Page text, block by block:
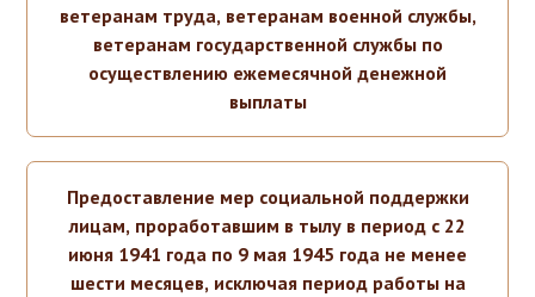
ветеранам труда, ветеранам военной службы,
ветеранам государственной службы по
осуществлению ежемесячной денежной
выплаты
Предоставление мер социальной поддержки
лицам, проработавшим в тылу в период с 22
июня 1941 года по 9 мая 1945 года не менее
шести месяцев, исключая период работы на